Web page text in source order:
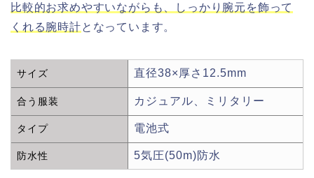
比較的お求めやすいながらも、しっかり腕元を飾って
くれる腕時計となっています。
サイズ 直径38×厚さ12.5mm
合う服装 カジュアル、ミリタリー
タイプ 電池式
防水性 5気圧(50m)防水